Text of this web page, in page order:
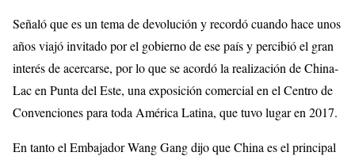
Señaló que es un tema de devolución y recordó cuando hace unos
años viajó invitado por el gobierno de ese país y percibió el gran
interés de acercarse, por lo que se acordó la realización de China-
Lac en Punta del Este, una exposición comercial en el Centro de
Convenciones para toda América Latina, que tuvo lugar en 2017.
En tanto el Embajador Wang Gang dijo que China es el principal